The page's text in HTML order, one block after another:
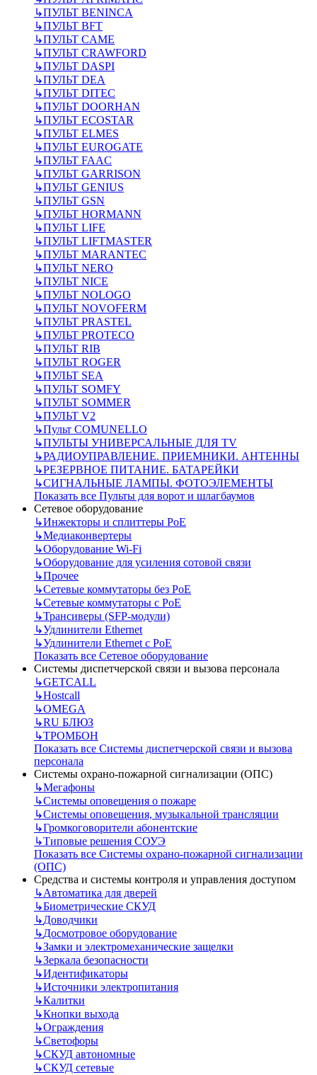
↳ПУЛЬТ BENINCA
↳ПУЛЬТ BFT
↳ПУЛЬТ CAME
↳ПУЛЬТ CRAWFORD
↳ПУЛЬТ DASPI
↳ПУЛЬТ DEA
↳ПУЛЬТ DITEC
↳ПУЛЬТ DOORHAN
↳ПУЛЬТ ECOSTAR
↳ПУЛЬТ ELMES
↳ПУЛЬТ EUROGATE
↳ПУЛЬТ FAAC
↳ПУЛЬТ GARRISON
↳ПУЛЬТ GENIUS
↳ПУЛЬТ GSN
↳ПУЛЬТ HORMANN
↳ПУЛЬТ LIFE
↳ПУЛЬТ LIFTMASTER
↳ПУЛЬТ MARANTEC
↳ПУЛЬТ NERO
↳ПУЛЬТ NICE
↳ПУЛЬТ NOLOGO
↳ПУЛЬТ NOVOFERM
↳ПУЛЬТ PRASTEL
↳ПУЛЬТ PROTECO
↳ПУЛЬТ RIB
↳ПУЛЬТ ROGER
↳ПУЛЬТ SEA
↳ПУЛЬТ SOMFY
↳ПУЛЬТ SOMMER
↳ПУЛЬТ V2
↳Пульт СOMUNELLO
↳ПУЛЬТЫ УНИВЕРСАЛЬНЫЕ ДЛЯ TV
↳РАДИОУПРАВЛЕНИЕ. ПРИЕМНИКИ. АНТЕННЫ
↳РЕЗЕРВНОЕ ПИТАНИЕ. БАТАРЕЙКИ
↳СИГНАЛЬНЫЕ ЛАМПЫ. ФОТОЭЛЕМЕНТЫ
Показать все Пульты для ворот и шлагбаумов
Сетевое оборудование
↳Инжекторы и сплиттеры РоЕ
↳Медиаконвертеры
↳Оборудование Wi-Fi
↳Оборудование для усиления сотовой связи
↳Прочее
↳Сетевые коммутаторы без РоЕ
↳Сетевые коммутаторы с РоЕ
↳Трансиверы (SFP-модули)
↳Удлинители Ethernet
↳Удлинители Ethernet с PoE
Показать все Сетевое оборудование
Системы диспетчерской связи и вызова персонала
↳GETCALL
↳Hostcall
↳OMEGA
↳RU БЛЮЗ
↳ТРОМБОН
Показать все Системы диспетчерской связи и вызова
персонала
Системы охрано-пожарной сигнализации (ОПС)
↳Мегафоны
↳Системы оповещения о пожаре
↳Системы оповещения, музыкальной трансляции
↳Громкоговорители абонентские
↳Типовые решения СОУЭ
Показать все Системы охрано-пожарной сигнализации
(ОПС)
Средства и системы контроля и управления доступом
↳Автоматика для дверей
↳Биометрические СКУД
↳Доводчики
↳Досмотровое оборудование
↳Замки и электромеханические защелки
↳Зеркала безопасности
↳Идентификаторы
↳Источники электропитания
↳Калитки
↳Кнопки выхода
↳Ограждения
↳Светофоры
↳СКУД автономные
↳СКУД сетевые